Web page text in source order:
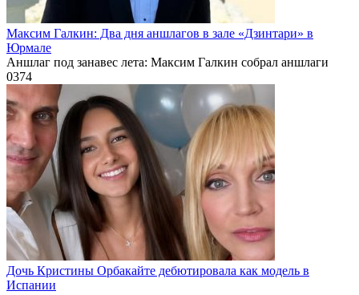
Максим Галкин: Два дня аншлагов в зале «Дзинтари» в
Юрмале
Аншлаг под занавес лета: Максим Галкин собрал аншлаги
0374
Дочь Кристины Орбакайте дебютировала как модель в
Испании